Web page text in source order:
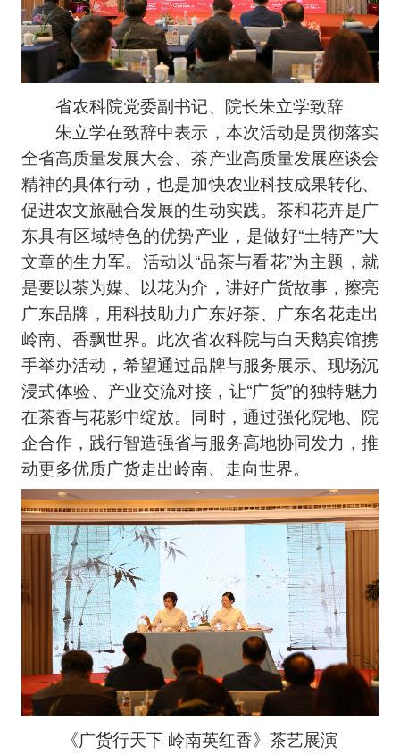
省农科院党委副书记、院长朱立学致辞
朱立学在致辞中表示，本次活动是贯彻落实
全省高质量发展大会、茶产业高质量发展座谈会
精神的具体行动，也是加快农业科技成果转化、
促进农文旅融合发展的生动实践。茶和花卉是广
东具有区域特色的优势产业，是做好“土特产”大
文章的生力军。活动以“品茶与看花”为主题，就
是要以茶为媒、以花为介，讲好广货故事，擦亮
广东品牌，用科技助力广东好茶、广东名花走出
岭南、香飘世界。此次省农科院与白天鹅宾馆携
手举办活动，希望通过品牌与服务展示、现场沉
浸式体验、产业交流对接，让“广货”的独特魅力
在茶香与花影中绽放。同时，通过强化院地、院
企合作，践行智造强省与服务高地协同发力，推
动更多优质广货走出岭南、走向世界。
《广货行天下 岭南英红香》茶艺展演